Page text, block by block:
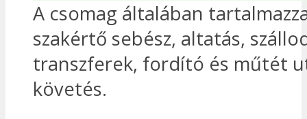
A csomag általában
szakértő sebész, altatás,
transzferek, fordító és műtét
követés.